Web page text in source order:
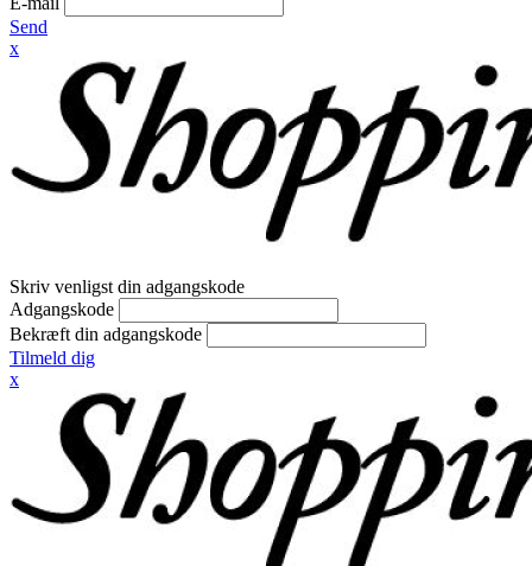
Send
x
Skriv venligst din adgangskode
Adgangskode
Bekræft din adgangskode
Tilmeld dig
x